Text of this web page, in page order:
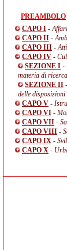
PREAMBOLO
CAPO I -
CAPO II -
CAPO III -
CAPO IV -
SEZIONE I -
materia di
SEZIONE II
delle
CAPO V -
CAPO VI -
CAPO VII -
CAPO VIII -
CAPO IX -
CAPO X -